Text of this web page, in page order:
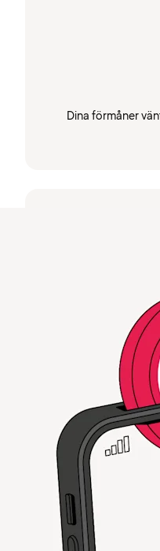
Dina förmåner